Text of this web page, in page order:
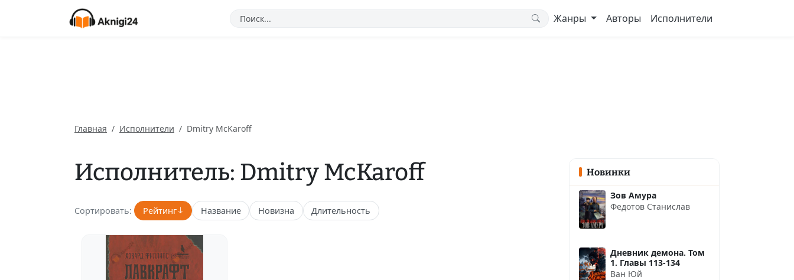
Жанры Авторы Исполнители
Главная Исполнители Dmitry McKaroff
Исполнитель: Dmitry McKaroff
Сортировать: Рейтинг Название Новизна Длительность
Новинки
Зов Амура
Федотов Станислав
Дневник демона. Том
1. Главы 113-134
Ван Юй